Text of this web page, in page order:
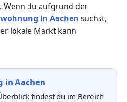
Wenn du aufgrund der
wohnung in Aachen suchst,
lokale Markt kann
in Aachen
findest du im Bereich